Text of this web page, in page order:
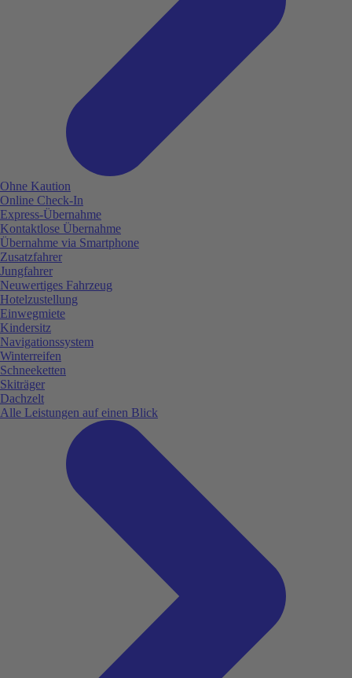
Ohne Kaution
Online Check-In
Express-Übernahme
Kontaktlose Übernahme
Übernahme via Smartphone
Zusatzfahrer
Jungfahrer
Neuwertiges Fahrzeug
Hotelzustellung
Einwegmiete
Kindersitz
Navigationssystem
Winterreifen
Schneeketten
Skiträger
Dachzelt
Alle Leistungen auf einen Blick